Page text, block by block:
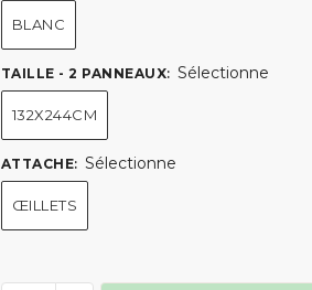
BLANC
TAILLE - 2 PANNEAUX: Sélectionne
132X244CM
ATTACHE: Sélectionne
ŒILLETS